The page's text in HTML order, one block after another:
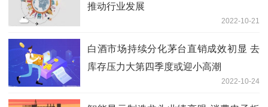
推动行业发展
2022-10-21
白酒市场持续分化茅台直销成效初显 去
库存压力大第四季度或迎小高潮
2022-10-24